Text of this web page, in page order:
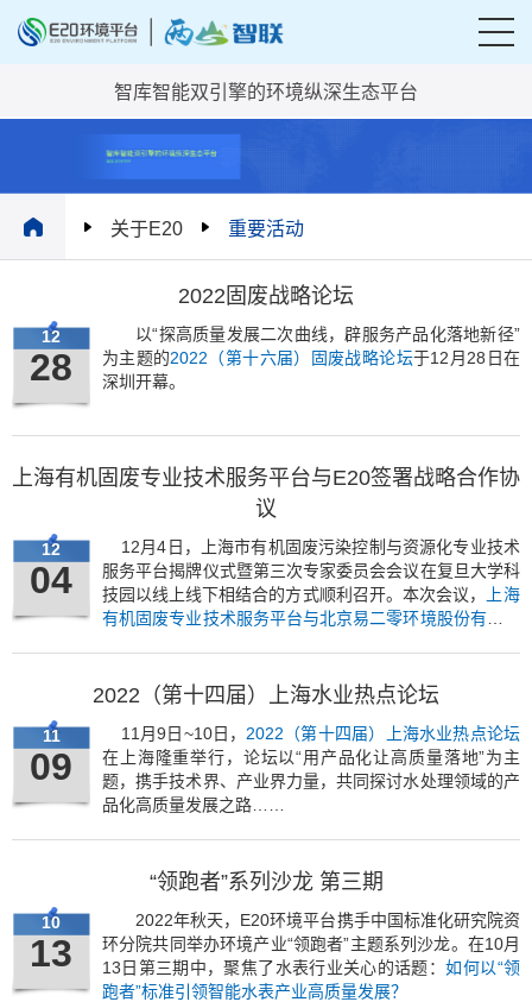
智库智能双引擎的环境纵深生态平台
关于E20 重要活动
2022固废战略论坛
12
28
以“探高质量发展二次曲线，辟服务产品化落地新径”
为主题的2022（第十六届）固废战略论坛于12月28日在
深圳开幕。
上海有机固废专业技术服务平台与E20签署战略合作协
议
12
04
12月4日，上海市有机固废污染控制与资源化专业技术
服务平台揭牌仪式暨第三次专家委员会会议在复旦大学科
技园以线上线下相结合的方式顺利召开。本次会议，
上海
有机固废专业技术服务平台与北京易二零环境股份有限公
2022（第十四届）上海水业热点论坛
11
09
11月9日~10日， 2022（第十四届）上海水业热点论坛
在上海隆重举行，论坛以“用产品化让高质量落地”为主
题，携手技术界、产业界力量，共同探讨水处理领域的产
品化高质量发展之路……
“领跑者”系列沙龙 第三期
10
13
2022年秋天，E20环境平台携手中国标准化研究院资
环分院共同举办环境产业“领跑者”主题系列沙龙。在10月
13日第三期中，聚焦了水表行业关心的话题： 如何以“领
跑者”标准引领智能水表产业高质量发展？